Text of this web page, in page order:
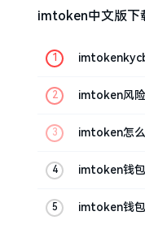
imtoken中文版下
imtoken风
imtoken怎
imtoken钱
imtoken钱